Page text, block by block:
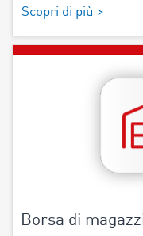
Scopri di più >
Borsa di